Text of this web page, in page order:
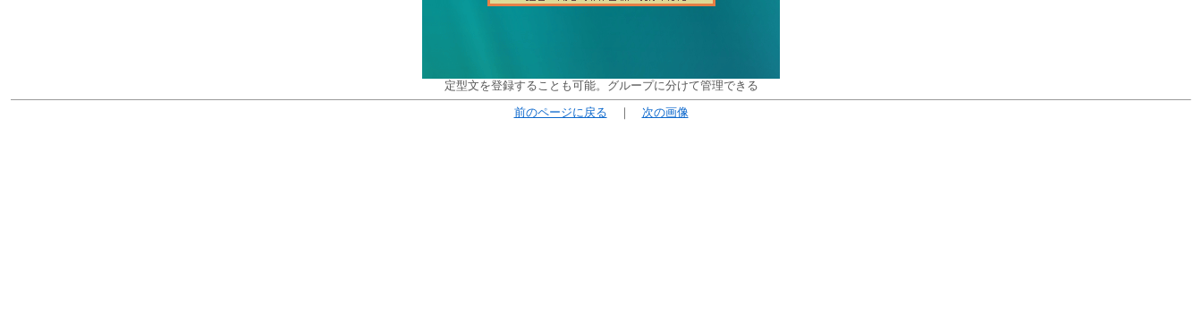
定型文を登録することも可能。グループに分けて管理できる
前のページに戻る ｜ 次の画像